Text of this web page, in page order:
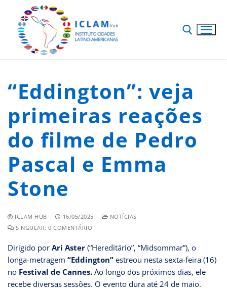
“Eddington”: veja
primeiras reações
do filme de Pedro
Pascal e Emma
Stone
ICLAM HUB 16/05/2025
NOTÍCIAS
SINGULAR: 0 COMENTÁRIO
Dirigido por Ari Aster (“Hereditário”, “Midsommar”), o
longa-metragem “Eddington” estreou nesta sexta-feira (16)
no Festival de Cannes. Ao longo dos próximos dias, ele
recebe diversas sessões. O evento dura até 24 de maio.